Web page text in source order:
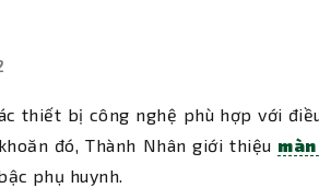
thiết bị công nghệ phù hợp với
đó, Thành Nhân giới thiệu
phụ huynh.